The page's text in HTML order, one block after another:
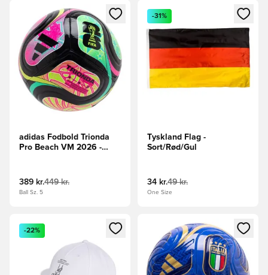
Åbner en Modal til at logge ind eller tilmelde dig som
adidas Fodbold Trionda
Pro Beach VM 2026 -
389 kr.449 kr.
Ball Sz. 5
Åbner en Modal til at logge
-31%
Tyskland Flag -
Sort/Rød/Gul
34 kr.49 kr.
One Size
Åbner en Modal til at logge ind eller tilmelde dig som
-22%
Åbner en Modal til at logge